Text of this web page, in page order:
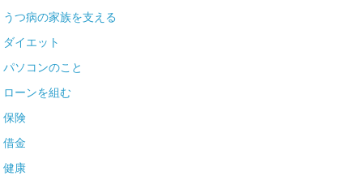
うつ病の家族を支える
ダイエット
パソコンのこと
ローンを組む
保険
借金
健康